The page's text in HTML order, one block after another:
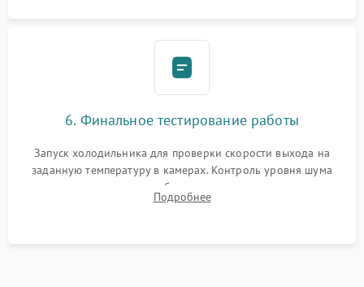
6. Финальное тестирование работы
Запуск холодильника для проверки скорости выхода на
заданную температуру в камерах. Контроль уровня шума
компрессора, отсутствия обмерзания стенок и корректного
срабатывания системы автоматической оттайки.
Подробнее